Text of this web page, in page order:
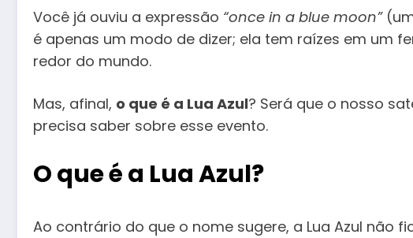
Você já ouviu a expressão “once in a blue moon”
é apenas um modo de dizer; ela tem raízes em um
redor do mundo.
Mas, afinal, o que é a Lua Azul? Será que o nosso
precisa saber sobre esse evento.
O que é a Lua Azul?
Ao contrário do que o nome sugere, a Lua Azul não